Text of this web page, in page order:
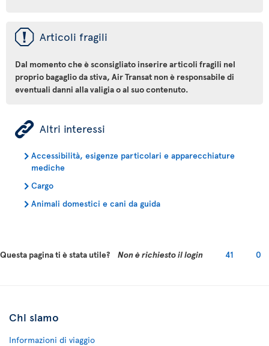
ü Articoli fragili
Dal momento che è sconsigliato inserire articoli fragili nel
proprio bagaglio da stiva, Air Transat non è responsabile di
eventuali danni alla valigia o al suo contenuto.
ÿ Altri interessi
Accessibilità, esigenze particolari e apparecchiature
mediche
Cargo
Animali domestici e cani da guida
Questa pagina ti è stata utile? Non è richiesto il login 41 0
Chi siamo
Informazioni di viaggio